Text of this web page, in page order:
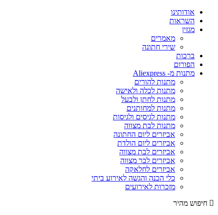
אודותינו
השראות
מגזין
מאמרים
שירי חתונה
ברכות
הפורום
מתנות מ- Aliexpress
מתנות להורים
מתנות לכלה ולאישה
מתנות לחתן ולבעל
מתנות למחותנים
מתנות לגיסים ולגיסות
מתנות לבת מצווה
אביזרים ליום החתונה
אביזרים ליום הולדת
אביזרים לבת מצווה
אביזרים לבר מצווה
אביזרים לחלאקה
כלי הכנה והגשה לאירוע ביתי
מזכרות לאירועים
חיפוש מהיר